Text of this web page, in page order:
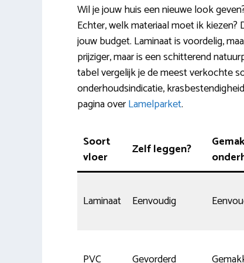
Wil je jouw huis een nieuwe look
Echter, welk materiaal moet ik
jouw budget. Laminaat is voordelig,
prijziger, maar is een schitterend
tabel vergelijk je de meest verkochte
onderhoudsindicatie,
pagina overLamelparket.
Soort
vloer
Zelf leggen?
Laminaat Eenvoudig
PVC Gevorderd